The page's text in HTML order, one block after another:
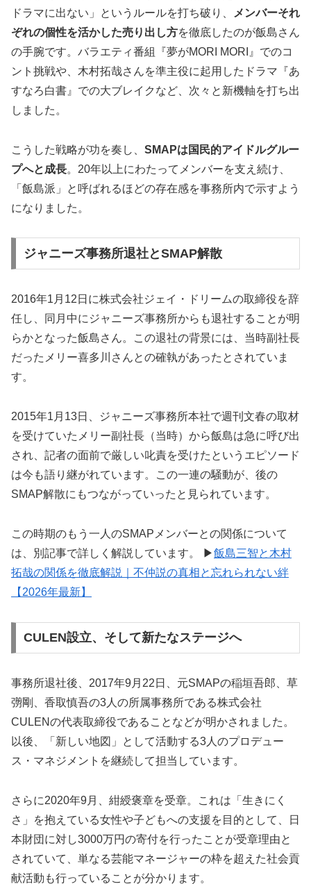
ドラマに出ない」というルールを打ち破り、
メンバーそれ
ぞれの個性を活かした売り出し方を徹底したのが飯島さん
の手腕です。バラエティ番組『夢がMORI MORI』でのコ
ント挑戦や、木村拓哉さんを準主役に起用したドラマ『あ
すなろ白書』での大ブレイクなど、次々と新機軸を打ち出
しました。
こうした戦略が功を奏し、 SMAPは国民的アイドルグルー
プへと成長。20年以上にわたってメンバーを支え続け、
「飯島派」と呼ばれるほどの存在感を事務所内で示すよう
になりました。
ジャニーズ事務所退社とSMAP解散
2016年1月12日に株式会社ジェイ・ドリームの取締役を辞
任し、同月中にジャニーズ事務所からも退社することが明
らかとなった飯島さん。この退社の背景には、当時副社長
だったメリー喜多川さんとの確執があったとされていま
す。
2015年1月13日、ジャニーズ事務所本社で週刊文春の取材
を受けていたメリー副社長（当時）から飯島は急に呼び出
され、記者の面前で厳しい叱責を受けたというエピソード
は今も語り継がれています。この一連の騒動が、後の
SMAP解散にもつながっていったと見られています。
この時期のもう一人のSMAPメンバーとの関係について
は、別記事で詳しく解説しています。 ▶︎飯島三智と木村
拓哉の関係を徹底解説｜不仲説の真相と忘れられない絆
【2026年最新】
CULEN設立、そして新たなステージへ
事務所退社後、2017年9月22日、元SMAPの稲垣吾郎、草
彅剛、香取慎吾の3人の所属事務所である株式会社
CULENの代表取締役であることなどが明かされました。
以後、「新しい地図」として活動する3人のプロデュー
ス・マネジメントを継続して担当しています。
さらに2020年9月、紺綬褒章を受章。これは「生きにく
さ」を抱えている女性や子どもへの支援を目的として、日
本財団に対し3000万円の寄付を行ったことが受章理由と
されていて、単なる芸能マネージャーの枠を超えた社会貢
献活動も行っていることが分かります。